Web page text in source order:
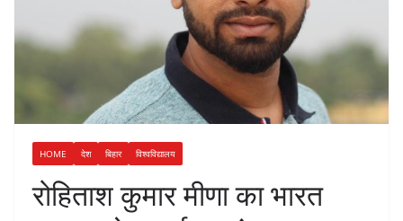
HOME देश बिहार विश्वविद्यालय
रोहिताश कुमार मीणा का भारत